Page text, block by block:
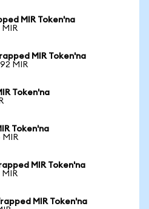
MIR Token'na
MIR
MIR Token'na
MIR
Token'na
Token'na
MIR
MIR Token'na
MIR
MIR Token'na